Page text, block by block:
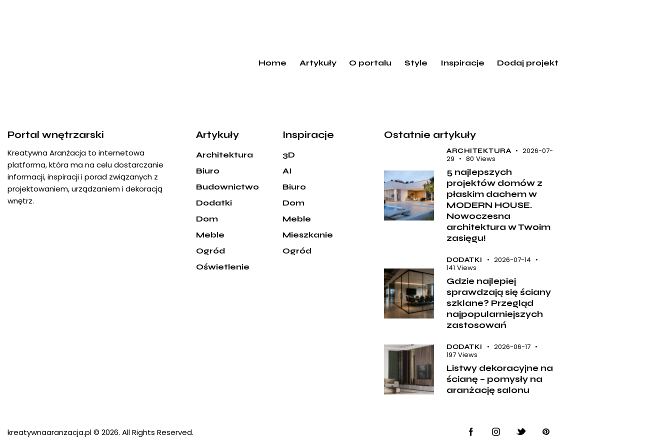
Home Artykuły O portalu Style Inspiracje Dodaj projekt
Portal wnętrzarski
Kreatywna Aranżacja to internetowa
platforma, która ma na celu dostarczanie
informacji, inspiracji i porad związanych z
projektowaniem, urządzaniem i dekoracją
wnętrz.
Artykuły
Architektura
Biuro
Budownictwo
Dodatki
Dom
Meble
Ogród
Oświetlenie
Inspiracje
3D
AI
Biuro
Dom
Meble
Mieszkanie
Ogród
Ostatnie artykuły
ARCHITEKTURA
2026-07-
29
80 Views
5 najlepszych
projektów domów z
płaskim dachem w
MODERN HOUSE.
Nowoczesna
architektura w Twoim
zasięgu!
DODATKI
2026-07-14
141 Views
Gdzie najlepiej
sprawdzają się ściany
szklane? Przegląd
najpopularniejszych
zastosowań
DODATKI
2026-06-17
197 Views
Listwy dekoracyjne na
ścianę – pomysły na
aranżację salonu
kreatywnaaranzacja.pl© 2026. All Rights Reserved.